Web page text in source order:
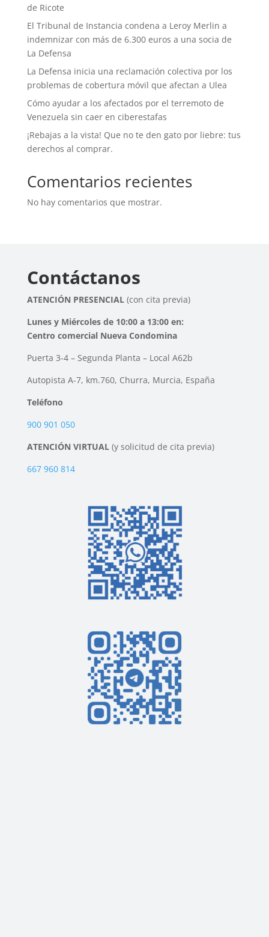
de Ricote
El Tribunal de Instancia condena a Leroy Merlin a
indemnizar con más de 6.300 euros a una socia de
La Defensa
La Defensa inicia una reclamación colectiva por los
problemas de cobertura móvil que afectan a Ulea
Cómo ayudar a los afectados por el terremoto de
Venezuela sin caer en ciberestafas
¡Rebajas a la vista! Que no te den gato por liebre: tus
derechos al comprar.
Comentarios recientes
No hay comentarios que mostrar.
Contáctanos
ATENCIÓN PRESENCIAL (con cita previa)
Lunes y Miércoles de 10:00 a 13:00 en:
Centro comercial Nueva Condomina
Puerta 3-4 – Segunda Planta – Local A62b
Autopista A-7, km.760, Churra, Murcia, España
Teléfono
900 901 050
ATENCIÓN VIRTUAL (y solicitud de cita previa)
667 960 814